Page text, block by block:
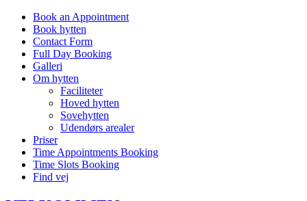
Book an Appointment
Book hytten
Contact Form
Full Day Booking
Galleri
Om hytten
Faciliteter
Hoved hytten
Sovehytten
Udendørs arealer
Priser
Time Appointments Booking
Time Slots Booking
Find vej